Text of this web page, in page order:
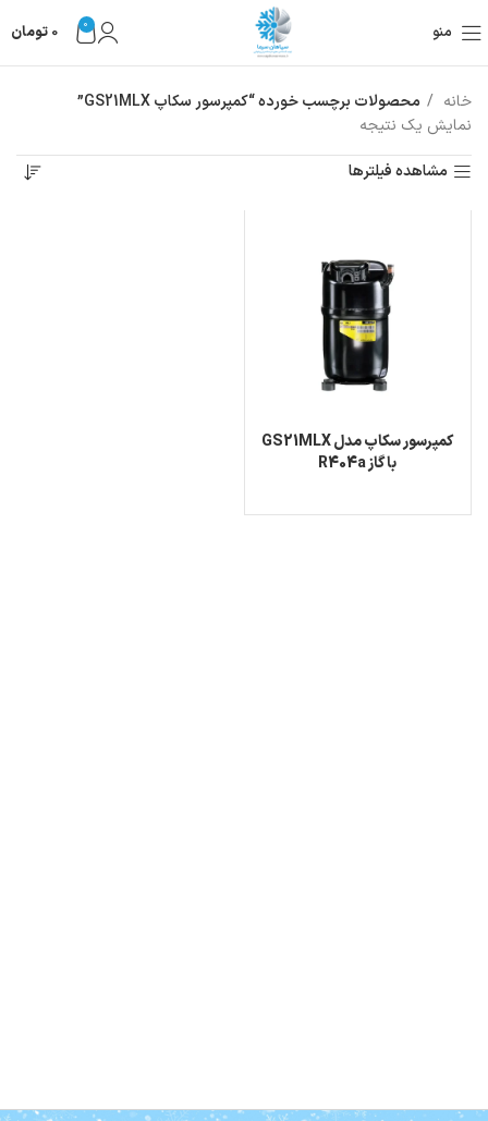
منو 0
0 تومان
خانه
محصولات برچسب خورده “کمپرسور سکاپ GS21MLX”
نمایش یک نتیجه
مشاهده فیلترها
کمپرسور سکاپ مدل GS21MLX
با گاز R404a